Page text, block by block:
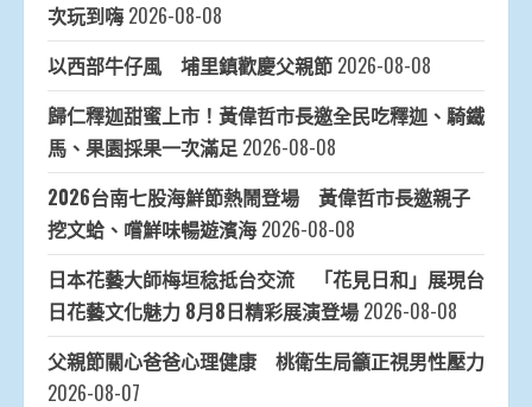
次玩到嗨 2026-08-08
以西部牛仔風 埔里鎮歡慶父親節 2026-08-08
歸仁釋迦甜蜜上市！黃偉哲市長邀全民吃釋迦、騎鐵
馬、果園採果一次滿足 2026-08-08
2026台南七股海鮮節熱鬧登場 黃偉哲市長邀親子
挖文蛤、嚐鮮味暢遊濱海 2026-08-08
日本花藝大師梅垣稔抵台交流 「花見日和」展現台
日花藝文化魅力 8月8日精彩展演登場 2026-08-08
父親節關心爸爸心理健康 桃衛生局籲正視男性壓力
2026-08-07